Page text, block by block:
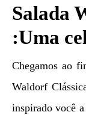
Salada
:Uma
Chegamos ao
Waldorf
inspirado você